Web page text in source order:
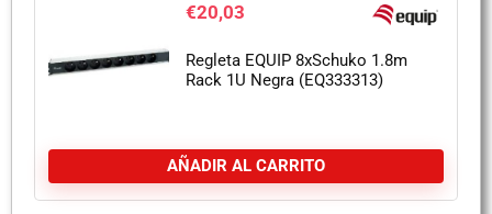
€20,03
Regleta EQUIP 8xSchuko 1.8m
Rack 1U Negra (EQ333313)
AÑADIR AL CARRITO